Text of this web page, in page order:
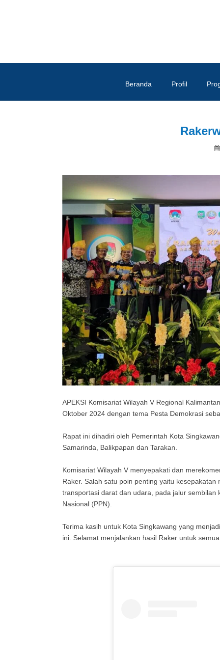
Beranda Profil
APEKSI Komisariat Wilayah V Regional
Oktober 2024 dengan tema Pesta Demokrasi
Rapat ini dihadiri oleh Pemerintah Kota
Samarinda, Balikpapan dan Tarakan.
Komisariat Wilayah V menyepakati dan
Raker. Salah satu poin penting yaitu
transportasi darat dan udara, pada jalur
Nasional (PPN).
Terima kasih untuk Kota Singkawang yang
ini. Selamat menjalankan hasil Raker untuk